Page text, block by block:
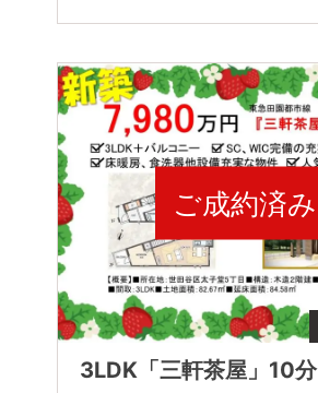
ご成約済み
3LDK「三軒茶屋」10分